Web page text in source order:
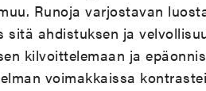
Runoja varjostavan
sitä ahdistuksen ja
kilvoittelemaan ja
voimakkaissa